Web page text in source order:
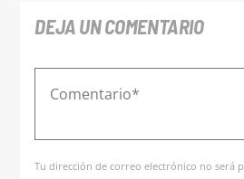
DEJA UN COMENTARIO
Tu dirección de correo electrónico no será